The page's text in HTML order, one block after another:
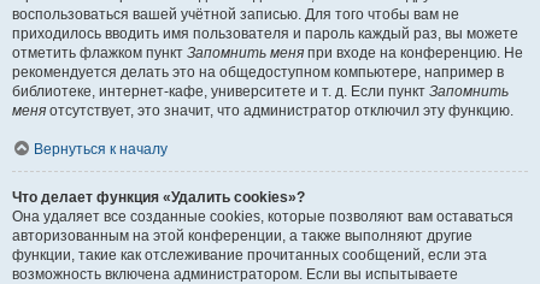
воспользоваться вашей учётной записью. Для того чтобы вам не
приходилось вводить имя пользователя и пароль каждый раз, вы можете
отметить флажком пункт Запомнить меня при входе на конференцию. Не
рекомендуется делать это на общедоступном компьютере, например в
библиотеке, интернет-кафе, университете и т. д. Если пункт Запомнить
меня отсутствует, это значит, что администратор отключил эту функцию.
Вернуться к началу
Что делает функция «Удалить cookies»?
Она удаляет все созданные cookies, которые позволяют вам оставаться
авторизованным на этой конференции, а также выполняют другие
функции, такие как отслеживание прочитанных сообщений, если эта
возможность включена администратором. Если вы испытываете